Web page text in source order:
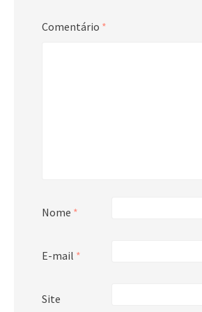
Comentário *
Nome *
E-mail *
Site